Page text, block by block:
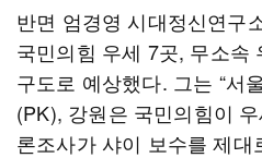
반면 엄경영 시대정신연구
국민의힘 우세 7곳, 무소속
구도로 예상했다. 그는 “서
(PK), 강원은 국민의힘이
론조사가 샤이 보수를 제